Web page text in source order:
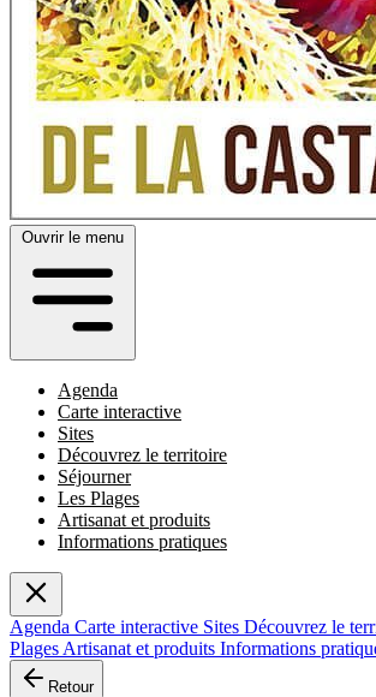
Ouvrir le menu
Agenda
Carte interactive
Sites
Découvrez le territoire
Séjourner
Les Plages
Artisanat et produits
Informations pratiques
Agenda Carte interactive Sites Découvrez le
Plages Artisanat et produits Informations
Retour